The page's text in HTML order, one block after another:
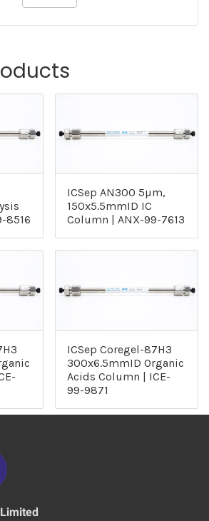
8516
ICSep AN300 5µm,
150x5.5mmID IC
Column | ANX-99-7613
ICSep Coregel-87H3
300x6.5mmID Organic
Acids Column | ICE-
99-9871